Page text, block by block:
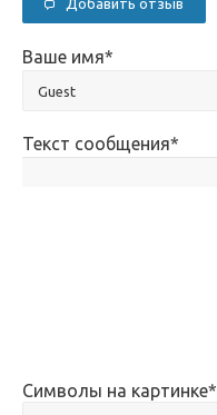
Добавить отзыв
Ваше имя*
Текст сообщения*
Символы на картинке*